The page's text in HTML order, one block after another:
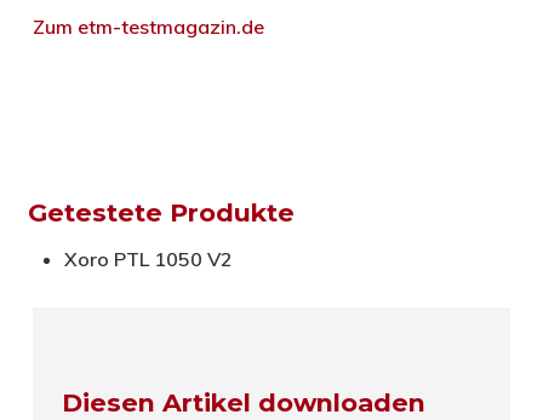
Zum etm-testmagazin.de
Getestete Produkte
Xoro PTL 1050 V2
Diesen Artikel downloaden